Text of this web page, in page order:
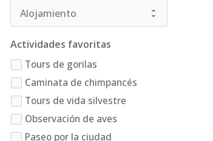
Actividades favoritas
Tours de gorilas
Caminata de chimpancés
Tours de vida silvestre
Observación de aves
Paseo por la ciudad